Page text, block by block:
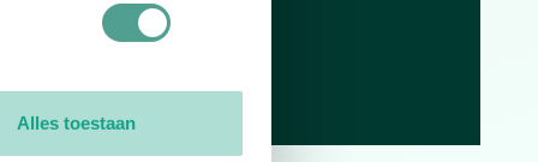
Alles toestaan